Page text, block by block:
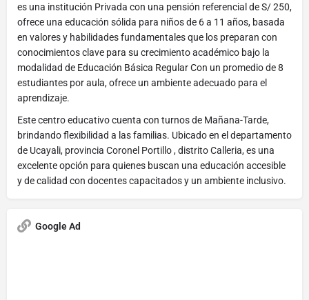
es una institución Privada con una pensión referencial de S/ 250,
ofrece una educación sólida para niños de 6 a 11 años, basada
en valores y habilidades fundamentales que los preparan con
conocimientos clave para su crecimiento académico bajo la
modalidad de Educación Básica Regular Con un promedio de 8
estudiantes por aula, ofrece un ambiente adecuado para el
aprendizaje.
Este centro educativo cuenta con turnos de Mañana-Tarde,
brindando flexibilidad a las familias. Ubicado en el departamento
de Ucayali, provincia Coronel Portillo , distrito Calleria, es una
excelente opción para quienes buscan una educación accesible
y de calidad con docentes capacitados y un ambiente inclusivo.
Google Ad